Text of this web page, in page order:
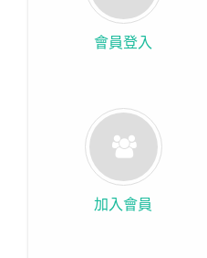
會員登入
加入會員